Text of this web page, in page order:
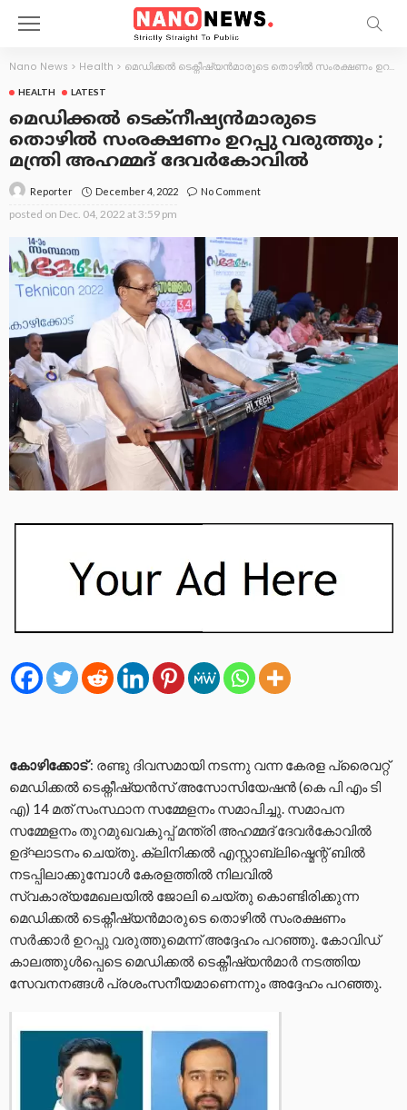
Nano News > Health > മെഡിക്കൽ ടെക്നീഷ്യൻമാരുടെ തൊഴിൽ സംരക്ഷണം ഉറപ്പു വരുത്തും ; മന്ത്രി അഹമ്മദ് ദേവർകോവിൽ
HEALTH LATEST
മെഡിക്കൽ ടെക്നീഷ്യൻമാരുടെ
തൊഴിൽ സംരക്ഷണം ഉറപ്പു വരുത്തും ;
മന്ത്രി അഹമ്മദ് ദേവർകോവിൽ
Reporter December 4, 2022 No Comment
posted on Dec. 04, 2022 at 3:59 pm
കോഴിക്കോട്: രണ്ടു ദിവസമായി നടന്നു വന്ന കേരള പ്രൈവറ്റ്
മെഡിക്കൽ ടെക്നീഷ്യൻസ് അസോസിയേഷൻ (കെ പി എം ടി
എ) 14 മത് സംസ്ഥാന സമ്മേളനം സമാപിച്ചു. സമാപന
സമ്മേളനം തുറമുഖവകുപ്പ് മന്ത്രി അഹമ്മദ് ദേവർകോവിൽ
ഉദ്ഘാടനം ചെയ്തു. ക്ലിനിക്കൽ എസ്റ്റാബ്ലിഷ്മെന്റ് ബിൽ
നടപ്പിലാക്കുമ്പോൾ കേരളത്തിൽ നിലവിൽ
സ്വകാര്യമേഖലയിൽ ജോലി ചെയ്തു കൊണ്ടിരിക്കുന്ന
മെഡിക്കൽ ടെക്നീഷ്യൻമാരുടെ തൊഴിൽ സംരക്ഷണം
സർക്കാർ ഉറപ്പു വരുത്തുമെന്ന് അദ്ദേഹം പറഞ്ഞു. കോവിഡ്
കാലത്തുൾപ്പെടെ മെഡിക്കൽ ടെക്നീഷ്യൻമാർ നടത്തിയ
സേവനനങ്ങൾ പ്രശംസനീയമാണെന്നും അദ്ദേഹം പറഞ്ഞു.